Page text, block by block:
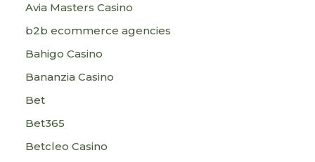
Avia Masters Casino
b2b ecommerce agencies
Bahigo Casino
Bananzia Casino
Bet
Bet365
Betcleo Casino